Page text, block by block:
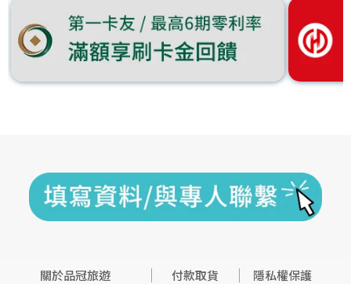
關於品冠旅遊 付款取貨
隱私權保護